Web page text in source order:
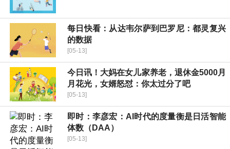
每日快看：从达韦尔萨到巴罗尼：都灵复兴
的数据
[05-13]
今日讯！大妈在女儿家养老，退休金5000月
月花光，女婿怒怼：你太过分了吧
[05-13]
即时：李彦宏：AI时代的度量衡是日活智能
体数（DAA）
[05-13]